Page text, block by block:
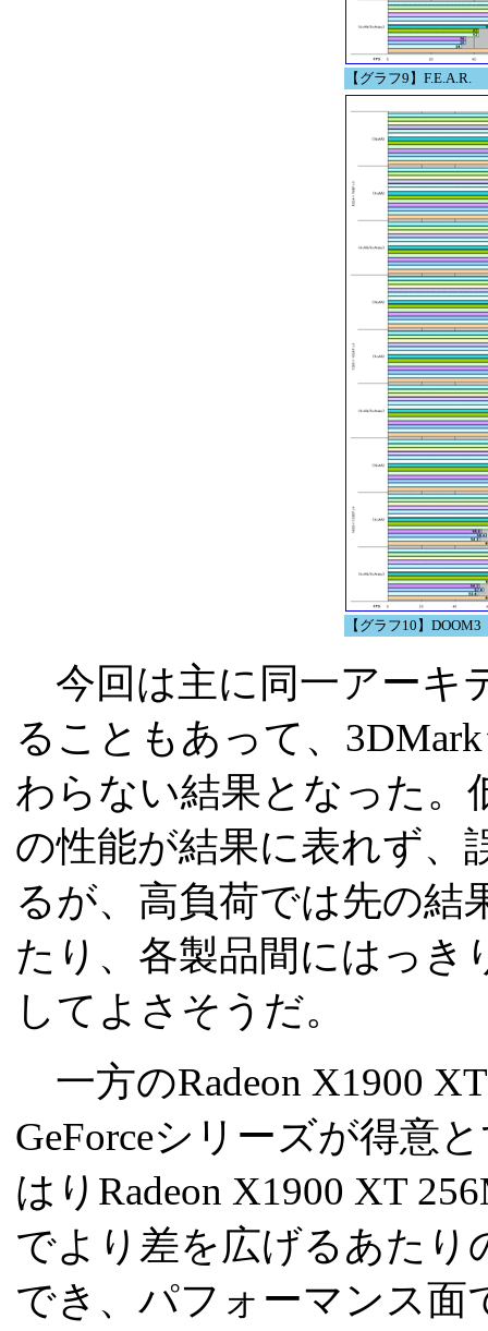
【グラフ9】F.E.A.R.
【グラフ10】DOOM3
今回は主に同一アーキ
ることもあって、
わらない結果となった。
の性能が結果に表れず、
るが、高負荷では先の結
たり、各製品間にはっき
してよさそうだ。
一方のRadeon X1900
GeForceシリーズが得意
はりRadeon X1900 XT
でより差を広げるあた
でき、パフォーマンス面